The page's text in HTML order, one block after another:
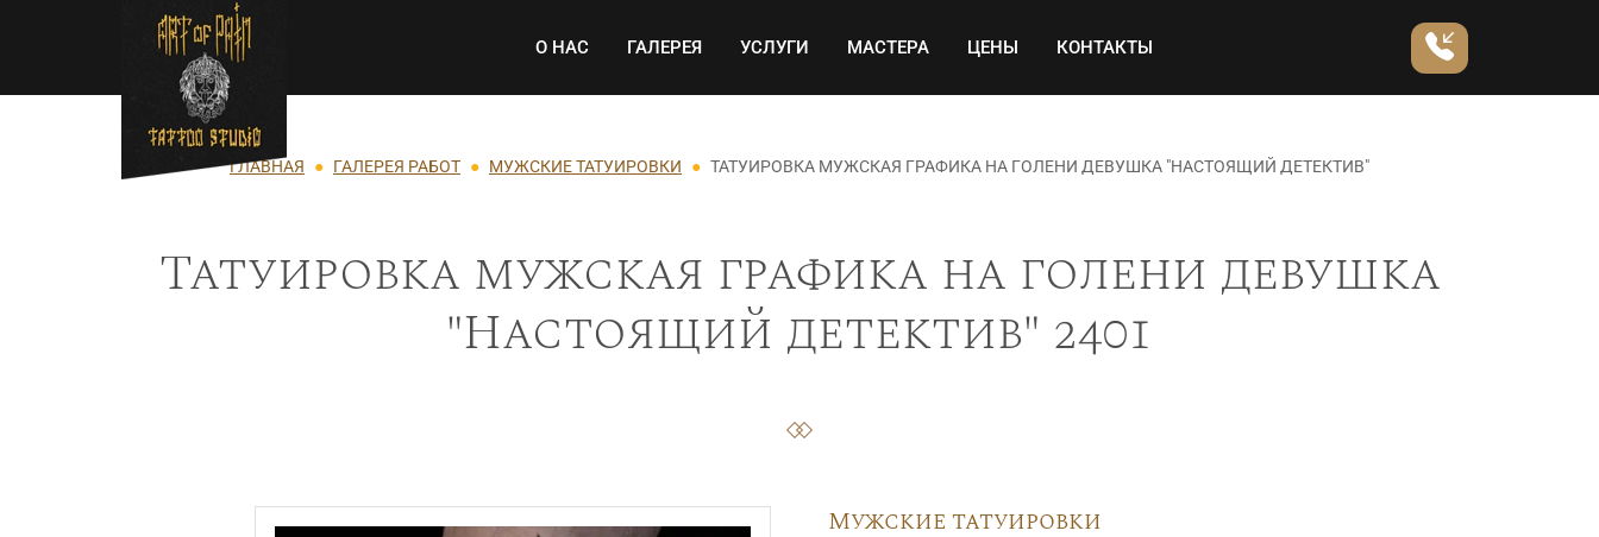
Перейти к основному содержанию Основная навигация
О НАС ГАЛЕРЕЯ УСЛУГИ МАСТЕРА ЦЕНЫ КОНТАКТЫ
Строка навигации
ГЛАВНАЯ ГАЛЕРЕЯ РАБОТ МУЖСКИЕ ТАТУИРОВКИ ТАТУИРОВКА МУЖСКАЯ ГРАФИКА НА ГОЛЕНИ ДЕВУШКА "НАСТОЯЩИЙ ДЕТЕКТИВ"
Татуировка мужская графика на голени девушка
"Настоящий детектив" 2401
Мужские татуировки